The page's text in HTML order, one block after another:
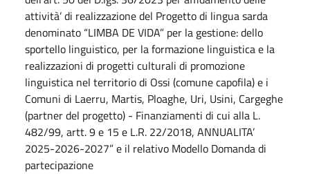
attività’ di realizzazione del Progetto di lingua sarda
denominato “LIMBA DE VIDA” per la gestione: dello
sportello linguistico, per la formazione linguistica e la
realizzazioni di progetti culturali di promozione
linguistica nel territorio di Ossi (comune capofila) e i
Comuni di Laerru, Martis, Ploaghe, Uri, Usini, Cargeghe
(partner del progetto) - Finanziamenti di cui alla L.
482/99, artt. 9 e 15 e L.R. 22/2018, ANNUALITA’
2025-2026-2027” e il relativo Modello Domanda di
partecipazione